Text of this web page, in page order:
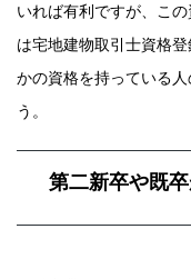
いれば有利ですが、こ
は宅地建物取引士資格
かの資格を持っている
う。
第二新卒や既